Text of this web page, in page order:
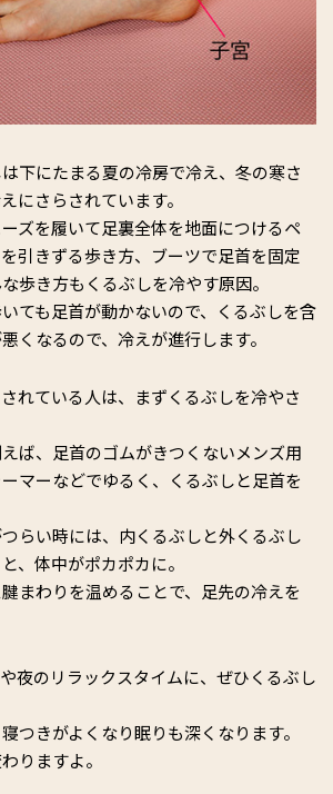
下にたまる夏の冷房で冷え、冬の寒さ
にさらされています。
ズを履いて足裏全体を地面につけるペ
引きずる歩き方、ブーツで足首を固定
歩き方もくるぶしを冷やす原因。
ても足首が動かないので、くるぶしを含
くなるので、冷えが進行します。
れている人は、まずくるぶしを冷やさ
ば、足首のゴムがきつくないメンズ用
マーなどでゆるく、くるぶしと足首を
らい時には、内くるぶしと外くるぶし
、体中がポカポカに。
まわりを温めることで、足先の冷えを
夜のリラックスタイムに、ぜひくるぶし
つきがよくなり眠りも深くなります。
りますよ。